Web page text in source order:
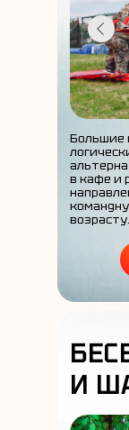
Большие
в кафе и
возрасту.
И